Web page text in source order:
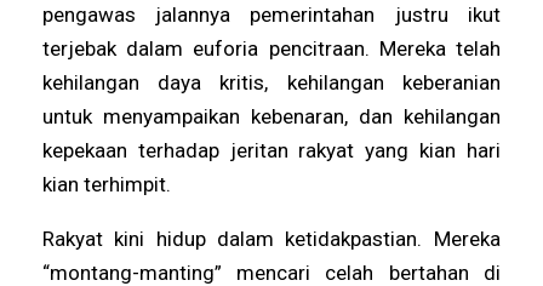
pengawas jalannya pemerintahan justru ikut
terjebak dalam euforia pencitraan. Mereka telah
kehilangan daya kritis, kehilangan keberanian
untuk menyampaikan kebenaran, dan kehilangan
kepekaan terhadap jeritan rakyat yang kian hari
kian terhimpit.
Rakyat kini hidup dalam ketidakpastian. Mereka
“montang-manting” mencari celah bertahan di